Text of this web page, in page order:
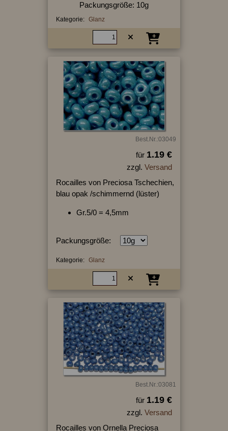
Packungsgröße: 10g
Kategorie: Glanz
Best.Nr.:03049
für 1.19 €
zzgl. Versand
Rocailles von Preciosa Tschechien,
blau opak /schimmernd (lüster)
Gr.5/0 = 4,5mm
Packungsgröße:
Kategorie: Glanz
Best.Nr.:03081
für 1.19 €
zzgl. Versand
Rocailles von Ornella Preciosa